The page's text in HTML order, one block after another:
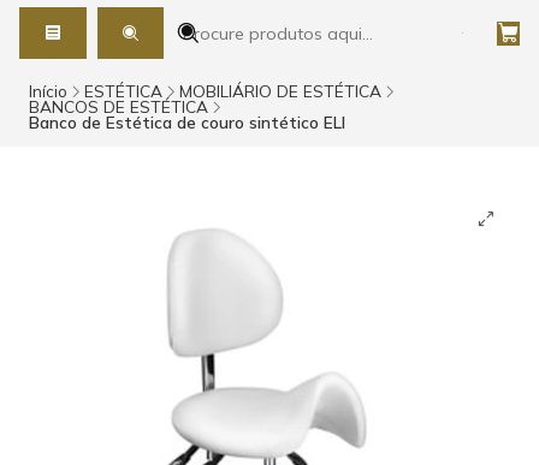
Início ESTÉTICA MOBILIÁRIO DE ESTÉTICA
BANCOS DE ESTÉTICA
Banco de Estética de couro sintético ELI